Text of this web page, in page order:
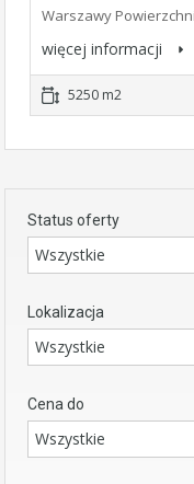
Warszawy
więcej informacji
5250 m2
Status oferty
Wszystkie
Lokalizacja
Wszystkie
Cena do
Wszystkie